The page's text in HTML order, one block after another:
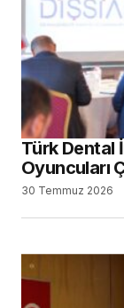
Türk Dental
Oyuncuları
30 Temmuz 2026